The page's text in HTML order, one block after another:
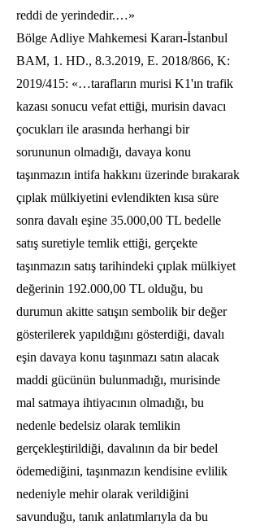
reddi de yerindedir.…»
Bölge Adliye Mahkemesi Kararı-İstanbul
BAM, 1. HD., 8.3.2019, E. 2018/866, K:
2019/415: «…tarafların murisi K1'ın trafik
kazası sonucu vefat ettiği, murisin davacı
çocukları ile arasında herhangi bir
sorununun olmadığı, davaya konu
taşınmazın intifa hakkını üzerinde bırakarak
çıplak mülkiyetini evlendikten kısa süre
sonra davalı eşine 35.000,00 TL bedelle
satış suretiyle temlik ettiği, gerçekte
taşınmazın satış tarihindeki çıplak mülkiyet
değerinin 192.000,00 TL olduğu, bu
durumun akitte satışın sembolik bir değer
gösterilerek yapıldığını gösterdiği, davalı
eşin davaya konu taşınmazı satın alacak
maddi gücünün bulunmadığı, murisinde
mal satmaya ihtiyacının olmadığı, bu
nedenle bedelsiz olarak temlikin
gerçekleştirildiği, davalının da bir bedel
ödemediğini, taşınmazın kendisine evlilik
nedeniyle mehir olarak verildiğini
savunduğu, tanık anlatımlarıyla da bu